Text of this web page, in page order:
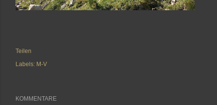
Teilen
Labels: M-V
KOMMENTARE